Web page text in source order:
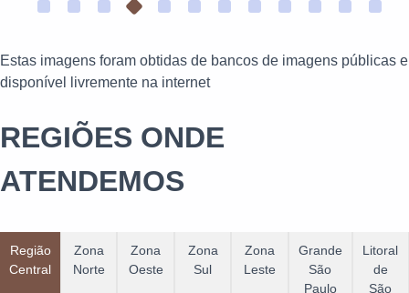
Estas imagens foram obtidas de bancos de imagens públicas e
disponível livremente na internet
REGIÕES ONDE
ATENDEMOS
Região
Central
Zona
Norte
Zona
Oeste
Zona
Sul
Zona
Leste
Grande
São
Paulo
Litoral
de
São